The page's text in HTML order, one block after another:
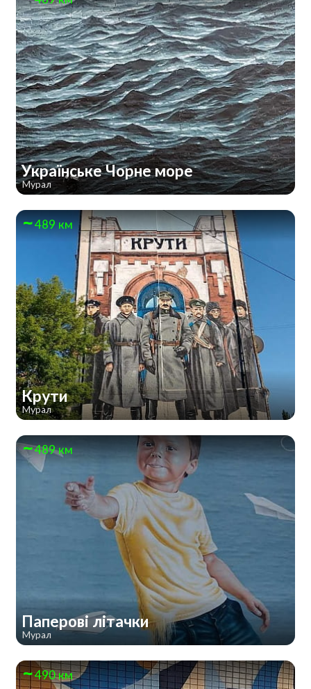
Українське Чорне море
Мурал
489 км
Крути
Мурал
489 км
Паперові літачки
Мурал
490 км